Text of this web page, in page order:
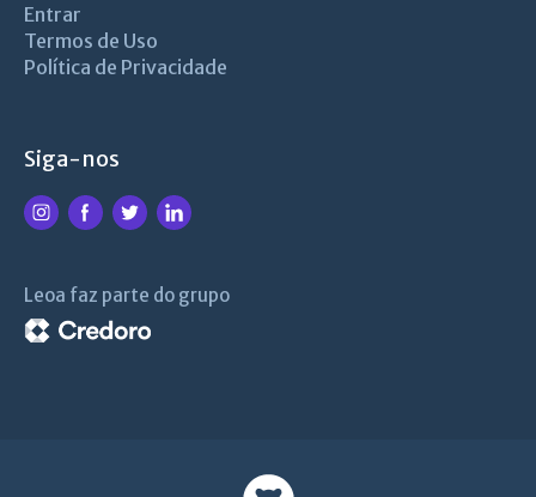
Entrar
Termos de Uso
Política de Privacidade
Siga-nos
Leoa faz parte do grupo